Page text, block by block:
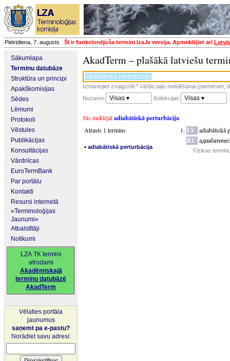
Piektdiena, 7. augusts Šī ir funkcionējoša termini.lza.lv versija. Apmeklējiet arī
Sākumlapa
Terminu datubāze
Struktūra un principi
Apakškomisijas
Sēdes
Lēmumi
Protokoli
Vēstules
Publikācijas
Konsultācijas
Vārdnīcas
EuroTermBank
Par portālu
Kontakti
Resursi internetā
«Terminoloģijas
Jaunumi»
Atbalstītāji
Notikumi
LZA TK termini
atrodami
Akadēmiskajā
terminu datubāzē
AkadTerm
Vēlaties portāla
jaunumus
saņemt pa e-pastu?
Norādiet savu adresi:
AkadTerm – plašākā latviešu
Izmantojiet zvaigznīti * vārda daļu meklēšanai (piemēram,
Nozares:
Visas ▾ Kolekcijas: Visas ▾
Jūs meklējātadiabātiskā perturbācija
Atrasts 1 termins
▪ adiabātiskā perturbācija
LV adiabātiskā
RU
Fizikas